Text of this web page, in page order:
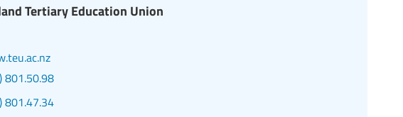
Tertiary Education Union
801.50.98
801.47.34